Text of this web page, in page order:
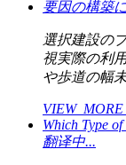
要因の構築
選択建設の
視実際の利
や歩道の幅
Which Type
翻译中...